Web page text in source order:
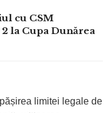
cu CSM
la Cupa Dunărea
limitei legale de